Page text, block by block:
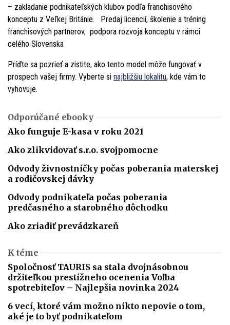
– zakladanie podnikateľských klubov podľa franchisového
konceptu z Veľkej Británie. Predaj licencií, školenie a tréning
franchisových partnerov, podpora rozvoja konceptu v rámci
celého Slovenska
Príďte sa pozrieť a zistite, ako tento model môže fungovať v
prospech vašej firmy. Vyberte si najbližšiu lokalitu, kde vám to
vyhovuje.
Odporúčané ebooky
Ako funguje E-kasa v roku 2021
Ako zlikvidovať s.r.o. svojpomocne
Odvody živnostníčky počas poberania materskej
a rodičovskej dávky
Odvody podnikateľa počas poberania
predčasného a starobného dôchodku
Ako zriadiť prevádzkareň
K téme
Spoločnosť TAURIS sa stala dvojnásobnou
držiteľkou prestížneho ocenenia Voľba
spotrebiteľov – Najlepšia novinka 2024
6 vecí, ktoré vám možno nikto nepovie o tom,
aké je to byť podnikateľom